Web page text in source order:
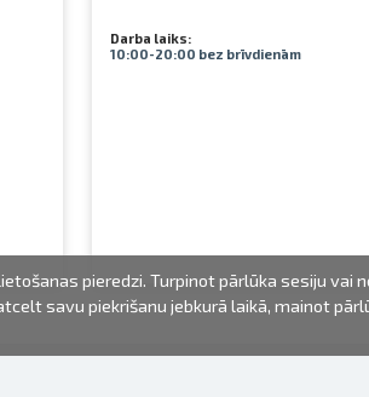
Darba laiks:
10:00-20:00 bez brīvdienām
pieredzi. Turpinot pārlūka sesiju vai
savu piekrišanu jebkurā laikā, mainot